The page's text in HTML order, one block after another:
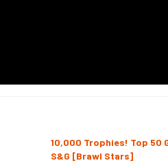
10,000 Trophies! Top 50
S&G [Brawl Stars]